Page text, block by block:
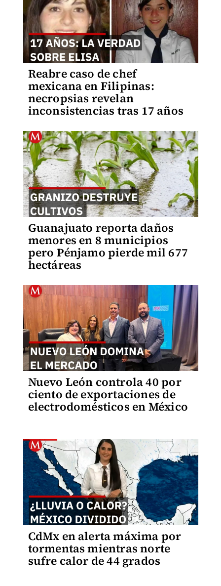
Reabre caso de chef
mexicana en Filipinas:
necropsias revelan
inconsistencias tras 17 años
Guanajuato reporta daños
menores en 8 municipios
pero Pénjamo pierde mil 677
hectáreas
Nuevo León controla 40 por
ciento de exportaciones de
electrodomésticos en México
CdMx en alerta máxima por
tormentas mientras norte
sufre calor de 44 grados